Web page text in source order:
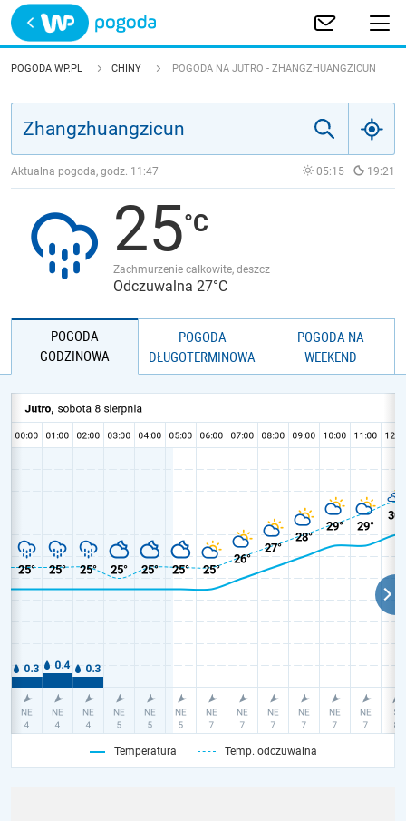
Trwa ładowanie
POLSKA
JAKOŚĆ POWIETRZA
POGODA WP.PL CHINY POGODA NA JUTRO - ZHANGZHUANGZICUN
Aktualna pogoda, godz. 11:47 05:15 19:21
25
Zachmurzenie całkowite, deszcz
Odczuwalna 27°C
POGODA
GODZINOWA
POGODA
DŁUGOTERMINOWA
POGODA NA
WEEKEND
Temperatura Temp. odczuwalna